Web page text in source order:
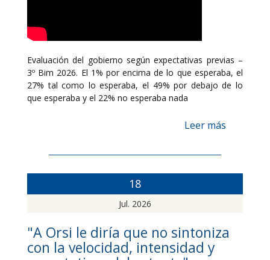
Evaluación del gobierno según expectativas previas –
3º Bim 2026. El 1% por encima de lo que esperaba, el
27% tal como lo esperaba, el 49% por debajo de lo
que esperaba y el 22% no esperaba nada
Leer más
18
Jul. 2026
"A Orsi le diría que no sintoniza
con la velocidad, intensidad y